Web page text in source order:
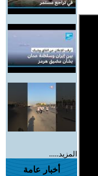
المزيد.....
أخبار عامة